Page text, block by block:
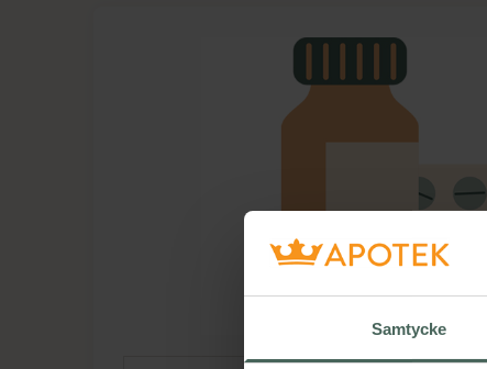
Samtycke
Lista: . Innehåller 1 objekt.